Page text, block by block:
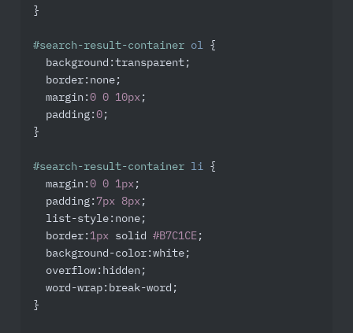
}
#search-result-container ol
{
background :transparent;
border :none;
margin :0 0 10px ;
padding :0 ;
}
#search-result-container li
{
margin :0 0 1px ;
padding : 7px 8px ;
list-style :none;
border : 1px solid #B7C1CE ;
background-color :white;
overflow :hidden;
word-wrap :break-word;
}